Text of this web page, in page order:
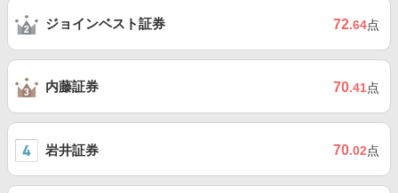
ジョインベスト証券 72.64点
内藤証券 70.41点
岩井証券 70.02点